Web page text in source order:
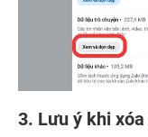
3. Lưu ý khi